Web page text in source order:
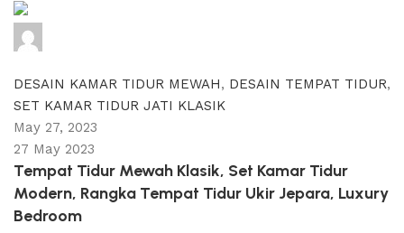
DESAIN KAMAR TIDUR MEWAH, DESAIN TEMPAT TIDUR,
SET KAMAR TIDUR JATI KLASIK
May 27, 2023
27 May 2023
Tempat Tidur Mewah Klasik, Set Kamar Tidur
Modern, Rangka Tempat Tidur Ukir Jepara, Luxury
Bedroom